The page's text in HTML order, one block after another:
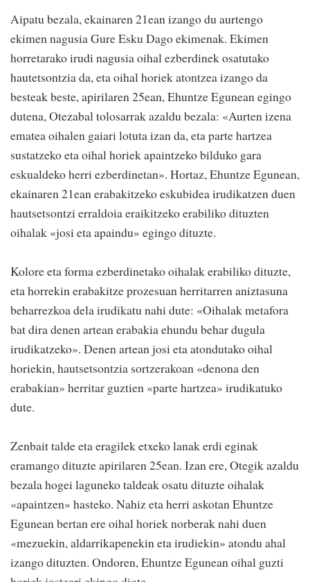
Aipatu bezala, ekainaren 21ean izango du aurtengo
ekimen nagusia Gure Esku Dago ekimenak. Ekimen
horretarako irudi nagusia oihal ezberdinek osatutako
hautetsontzia da, eta oihal horiek atontzea izango da
besteak beste, apirilaren 25ean, Ehuntze Egunean egingo
dutena, Otezabal tolosarrak azaldu bezala: «Aurten izena
ematea oihalen gaiari lotuta izan da, eta parte hartzea
sustatzeko eta oihal horiek apaintzeko bilduko gara
eskualdeko herri ezberdinetan». Hortaz, Ehuntze Egunean,
ekainaren 21ean erabakitzeko eskubidea irudikatzen duen
hautsetsontzi erraldoia eraikitzeko erabiliko dituzten
oihalak «josi eta apaindu» egingo dituzte.
Kolore eta forma ezberdinetako oihalak erabiliko dituzte,
eta horrekin erabakitze prozesuan herritarren aniztasuna
beharrezkoa dela irudikatu nahi dute: «Oihalak metafora
bat dira denen artean erabakia ehundu behar dugula
irudikatzeko». Denen artean josi eta atondutako oihal
horiekin, hautsetsontzia sortzerakoan «denona den
erabakian» herritar guztien «parte hartzea» irudikatuko
dute.
Zenbait talde eta eragilek etxeko lanak erdi eginak
eramango dituzte apirilaren 25ean. Izan ere, Otegik azaldu
bezala hogei laguneko taldeak osatu dituzte oihalak
«apaintzen» hasteko. Nahiz eta herri askotan Ehuntze
Egunean bertan ere oihal horiek norberak nahi duen
«mezuekin, aldarrikapenekin eta irudiekin» atondu ahal
izango dituzten. Ondoren, Ehuntze Egunean oihal guzti